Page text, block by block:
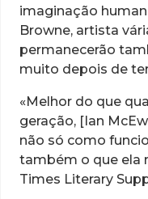
imaginação
Browne, artista
permanecerão
muito depois de
«Melhor do que
geração, [Ian
não só como
também o que ela
Times Literary